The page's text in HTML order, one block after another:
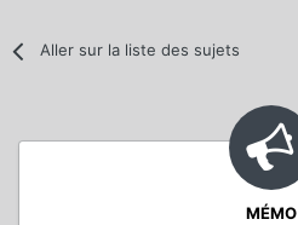
Aller sur la liste des sujets
MÉMO